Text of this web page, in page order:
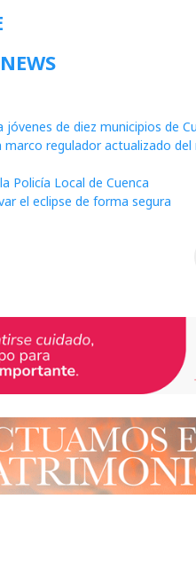
de diez municipios de
marco regulador actualizado
Policía Local de Cuenca
el eclipse de forma segura